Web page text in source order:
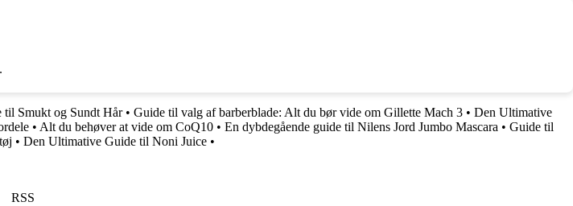
Smukt og Sundt Hår• Guide til valg af barberblade: Alt du bør vide om Gillette Mach 3 • Den Ultimative
• Alt du behøver at vide om CoQ10 • En dybdegående guide til Nilens Jord Jumbo Mascara • Guide til
• Den Ultimative Guide til Noni Juice •
RSS